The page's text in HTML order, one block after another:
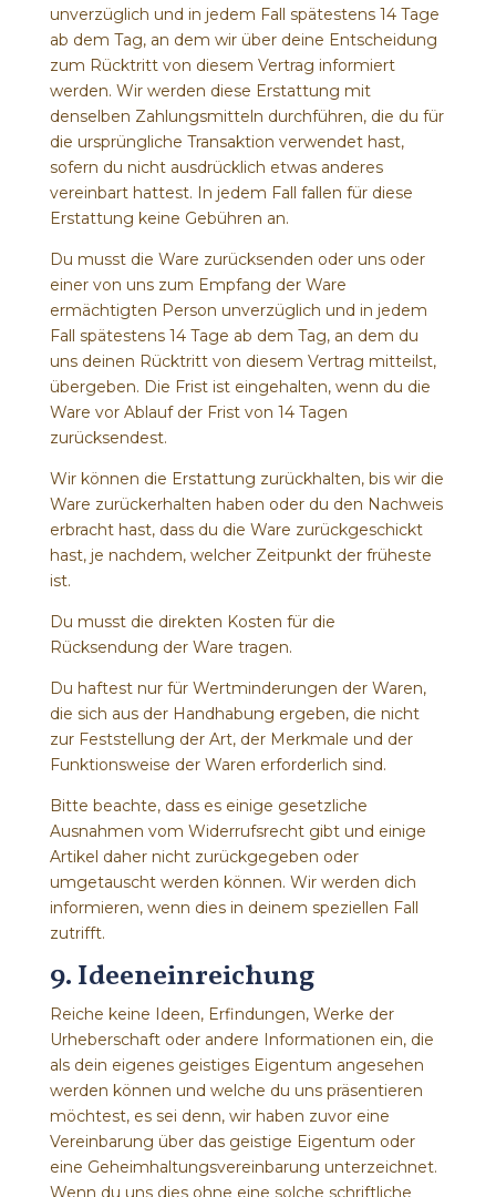
unverzüglich und in jedem Fall spätestens 14 Tage
ab dem Tag, an dem wir über deine Entscheidung
zum Rücktritt von diesem Vertrag informiert
werden. Wir werden diese Erstattung mit
denselben Zahlungsmitteln durchführen, die du für
die ursprüngliche Transaktion verwendet hast,
sofern du nicht ausdrücklich etwas anderes
vereinbart hattest. In jedem Fall fallen für diese
Erstattung keine Gebühren an.
Du musst die Ware zurücksenden oder uns oder
einer von uns zum Empfang der Ware
ermächtigten Person unverzüglich und in jedem
Fall spätestens 14 Tage ab dem Tag, an dem du
uns deinen Rücktritt von diesem Vertrag mitteilst,
übergeben. Die Frist ist eingehalten, wenn du die
Ware vor Ablauf der Frist von 14 Tagen
zurücksendest.
Wir können die Erstattung zurückhalten, bis wir die
Ware zurückerhalten haben oder du den Nachweis
erbracht hast, dass du die Ware zurückgeschickt
hast, je nachdem, welcher Zeitpunkt der früheste
ist.
Du musst die direkten Kosten für die
Rücksendung der Ware tragen.
Du haftest nur für Wertminderungen der Waren,
die sich aus der Handhabung ergeben, die nicht
zur Feststellung der Art, der Merkmale und der
Funktionsweise der Waren erforderlich sind.
Bitte beachte, dass es einige gesetzliche
Ausnahmen vom Widerrufsrecht gibt und einige
Artikel daher nicht zurückgegeben oder
umgetauscht werden können. Wir werden dich
informieren, wenn dies in deinem speziellen Fall
zutrifft.
9. Ideeneinreichung
Reiche keine Ideen, Erfindungen, Werke der
Urheberschaft oder andere Informationen ein, die
als dein eigenes geistiges Eigentum angesehen
werden können und welche du uns präsentieren
möchtest, es sei denn, wir haben zuvor eine
Vereinbarung über das geistige Eigentum oder
eine Geheimhaltungsvereinbarung unterzeichnet.
Wenn du uns dies ohne eine solche schriftliche